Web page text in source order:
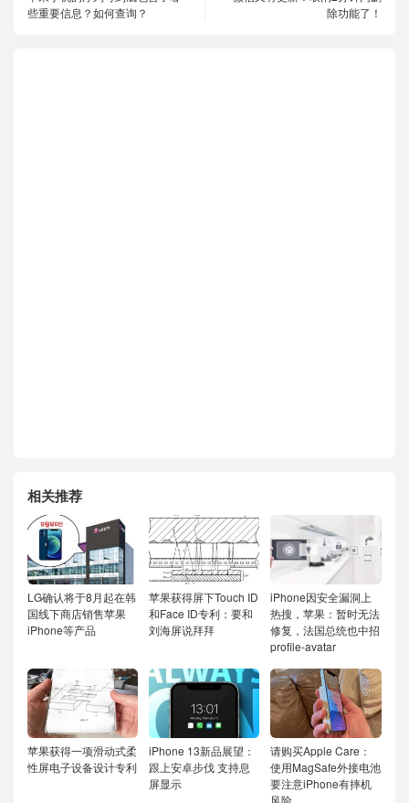
些重要信息？如何查询？
除功能了！
相关推荐
LG确认将于8月起在韩
国线下商店销售苹果
iPhone等产品
苹果获得屏下Touch ID
和Face ID专利：要和
刘海屏说拜拜
iPhone因安全漏洞上
热搜，苹果：暂时无法
修复，法国总统也中招
profile-avatar
苹果获得一项滑动式柔
性屏电子设备设计专利
iPhone 13新品展望：
跟上安卓步伐 支持息
屏显示
请购买Apple Care：
使用MagSafe外接电池
要注意iPhone有摔机